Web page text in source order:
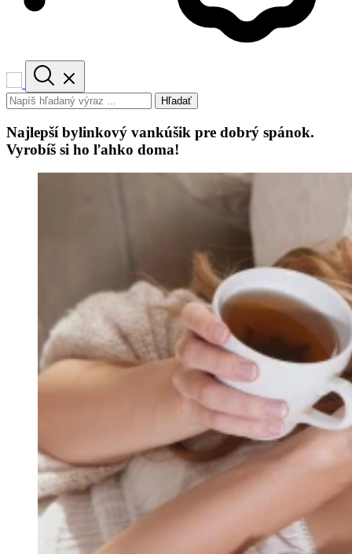
Hľadať
Najlepší bylinkový vankúšik pre dobrý spánok.
Vyrobíš si ho ľahko doma!